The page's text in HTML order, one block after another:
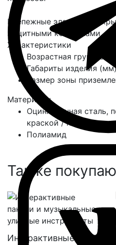
Крепежные элементы
защитными колпачками.
Характеристики
Возрастная группа
с 2
Габариты изделия
Размер зоны
Материалы
Оцинкованная сталь,
краской /
Полиамид
Также
Интерактивные